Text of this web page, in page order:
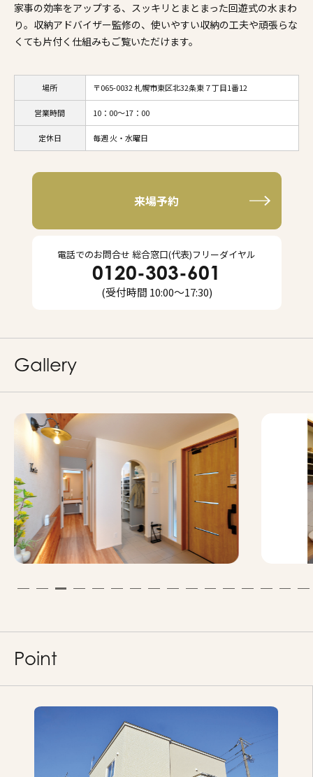
家事の効率をアップする、スッキリとまとまった回遊式の水まわ
り。収納アドバイザー監修の、使いやすい収納の工夫や頑張らな
くても片付く仕組みもご覧いただけます。
場所 〒065-0032 札幌市東区北32条東７丁目1番12
営業時間 10：00～17：00
定休日 毎週 火・水曜日
来場予約
電話でのお問合せ 総合窓⼝(代表)フリーダイヤル
0120-303-601
(受付時間 10:00～17:30)
Gallery
Point